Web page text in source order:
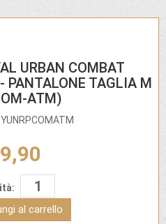
URBAN COMBAT
PANTALONE TAGLIA M
ATM)
al carrello